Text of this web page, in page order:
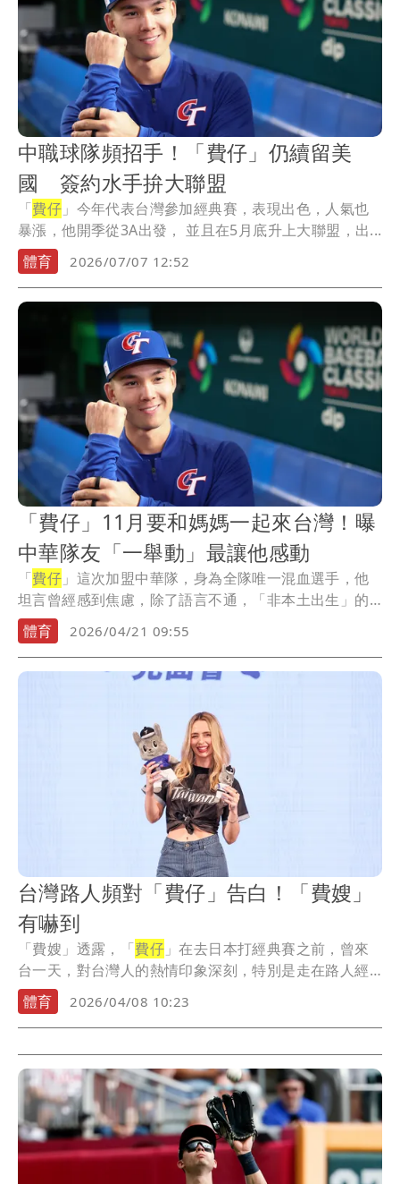
中職球隊頻招手！「費仔」仍續留美
國 簽約水手拚大聯盟
「費仔 」今年代表台灣參加經典賽，表現出色，人氣也
暴漲，他開季從3A出發， 並且在5月底升上大聯盟，出...
體育
2026/07/07 12:52
「費仔」11月要和媽媽一起來台灣！曝
中華隊友「一舉動」最讓他感動
「費仔 」這次加盟中華隊，身為全隊唯一混血選手，他
坦言曾經感到焦慮，除了語言不通，「非本土出生」的
身份...
體育 2026/04/21 09:55
台灣路人頻對「費仔」告白！「費嫂」
有嚇到
「費嫂」透露，「費仔」在去日本打經典賽之前，曾來
台一天，對台灣人的熱情印象深刻，特別是走在路人經
常有...
體育 2026/04/08 10:23